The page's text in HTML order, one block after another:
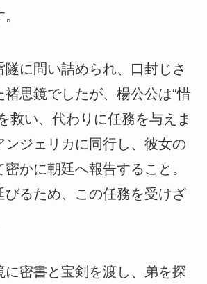
に問い詰められ、口封じさ
思鏡でしたが、楊公公は“惜
救い、代わりに任務を与えま
ンジェリカに同行し、彼女の
かに朝廷へ報告すること。
びるため、この任務を受けざ
に密書と宝剣を渡し、弟を探